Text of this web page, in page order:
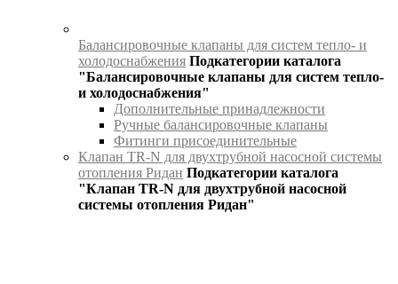
Балансировочные клапаны для систем тепло- и
холодоснабжения Подкатегории каталога
"Балансировочные клапаны для систем тепло-
и холодоснабжения"
Дополнительные принадлежности
Ручные балансировочные клапаны
Фитинги присоединительные
Клапан TR-N для двухтрубной насосной системы
отопления Ридан Подкатегории каталога
"Клапан TR-N для двухтрубной насосной
системы отопления Ридан"